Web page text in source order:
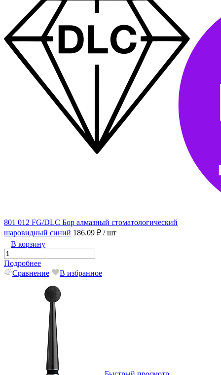
801 012 FG/DLC Бор алмазный стоматологический
шаровидный синий 186.09 ₽ / шт
В корзину
Подробнее
Сравнение
В избранное